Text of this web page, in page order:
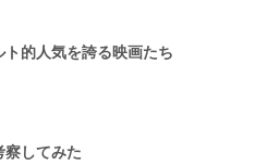
ト的人気を誇る映画たち
してみた